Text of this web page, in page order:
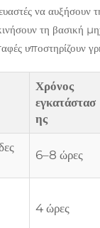
να αυξήσουν
τη βασική
υποστηρίζουν
Χρόνος
εγκατάστασ
ης
6–8 ώρες
4 ώρες